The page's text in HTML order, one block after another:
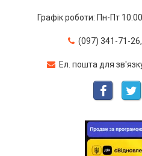
Графік роботи: Пн-Пт
(097) 341-71-
Ел. пошта для